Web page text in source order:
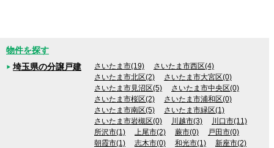
物件を探す
埼玉県の分譲戸建
さいたま市(19)
さいたま市西区(4)
さいたま市北区(2)
さいたま市大宮区(0)
さいたま市見沼区(5)
さいたま市中央区(0)
さいたま市桜区(2)
さいたま市浦和区(0)
さいたま市南区(5)
さいたま市緑区(1)
さいたま市岩槻区(0)
川越市(3)
川口市(11)
所沢市(1)
上尾市(2) 蕨市(0)
戸田市(0)
朝霞市(1)
志木市(0) 和光市(1)
新座市(2)